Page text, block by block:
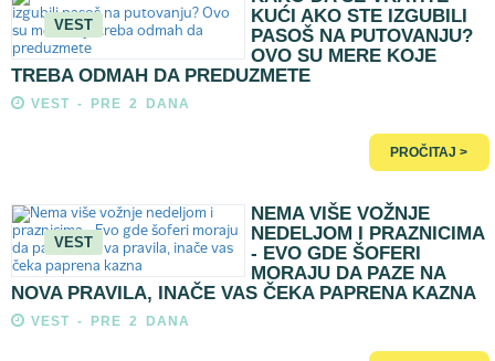
VEST
KUĆI AKO STE IZGUBILI
PASOŠ NA PUTOVANJU?
OVO SU MERE KOJE
TREBA ODMAH DA PREDUZMETE
VEST - PRE 2 DANA
PROČITAJ >
VEST
NEMA VIŠE VOŽNJE
NEDELJOM I PRAZNICIMA
- EVO GDE ŠOFERI
MORAJU DA PAZE NA
NOVA PRAVILA, INAČE VAS ČEKA PAPRENA KAZNA
VEST - PRE 2 DANA